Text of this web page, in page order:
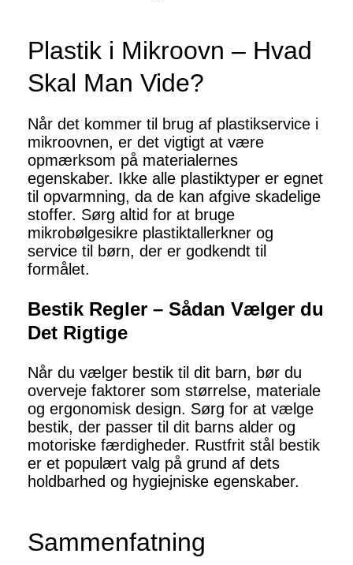
Plastik i Mikroovn – Hvad
Skal Man Vide?
Når det kommer til brug af plastikservice i
mikroovnen, er det vigtigt at være
opmærksom på materialernes
egenskaber. Ikke alle plastiktyper er egnet
til opvarmning, da de kan afgive skadelige
stoffer. Sørg altid for at bruge
mikrobølgesikre plastiktallerkner og
service til børn, der er godkendt til
formålet.
Bestik Regler – Sådan Vælger du
Det Rigtige
Når du vælger bestik til dit barn, bør du
overveje faktorer som størrelse, materiale
og ergonomisk design. Sørg for at vælge
bestik, der passer til dit barns alder og
motoriske færdigheder. Rustfrit stål bestik
er et populært valg på grund af dets
holdbarhed og hygiejniske egenskaber.
Sammenfatning